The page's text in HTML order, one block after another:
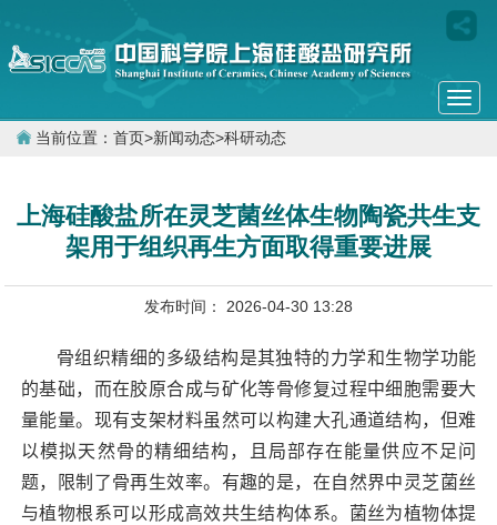
当前位置： 首页>新闻动态>科研动态
上海硅酸盐所在灵芝菌丝体生物陶瓷共生支
架用于组织再生方面取得重要进展
发布时间： 2026-04-30 13:28
骨组织精细的多级结构是其独特的力学和生物学功能
的基础，而在胶原合成与矿化等骨修复过程中细胞需要大
量能量。现有支架材料虽然可以构建大孔通道结构，但难
以模拟天然骨的精细结构，且局部存在能量供应不足问
题，限制了骨再生效率。有趣的是，在自然界中灵芝菌丝
与植物根系可以形成高效共生结构体系。菌丝为植物体提